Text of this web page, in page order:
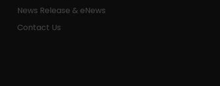
News Release & eNews
Contact Us